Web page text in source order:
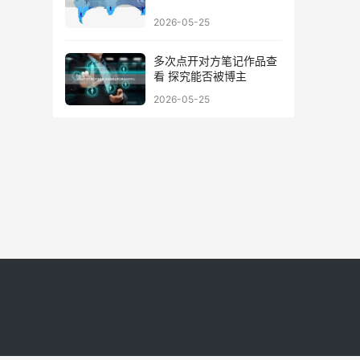
2026-05-25
多次点开对方笔记作品查
看 探究能否被博主
2026-05-25